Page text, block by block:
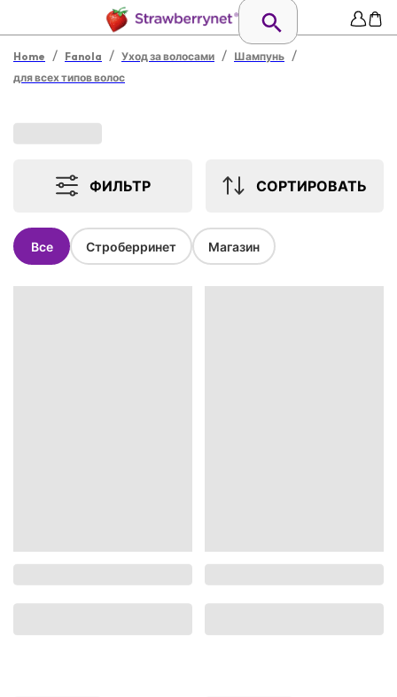
Home / Fanola / Уход за волосами / Шампунь /
для всех типов волос
ФИЛЬТР СОРТИРОВАТЬ
Все Строберринет Магазин